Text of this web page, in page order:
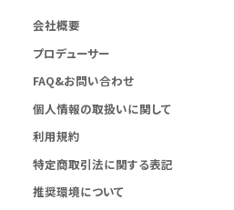
会社概要
プロデューサー
FAQ&お問い合わせ
個人情報の取扱いに関して
利用規約
特定商取引法に関する表記
推奨環境について